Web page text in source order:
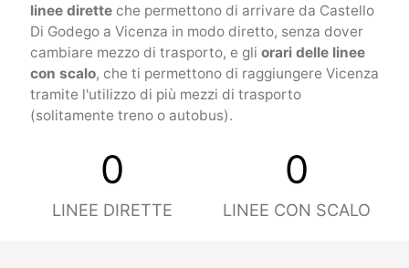
linee diretteche permettono di arrivare da Castello
Di Godego a Vicenza in modo diretto, senza dover
cambiare mezzo di trasporto, e gli orari delle linee
con scalo, che ti permettono di raggiungere Vicenza
tramite l'utilizzo di più mezzi di trasporto
(solitamente treno o autobus).
0
LINEE DIRETTE
0
LINEE CON SCALO